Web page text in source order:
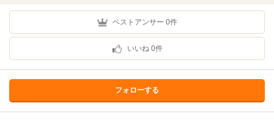
ベストアンサー 0件
いいね 0件
フォローする